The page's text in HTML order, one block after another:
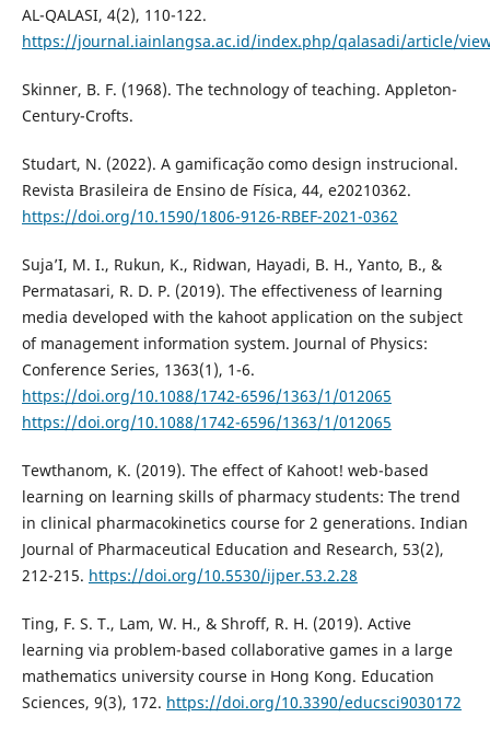
AL-QALASI, 4(2), 110-122.
https://journal.iainlangsa.ac.id/index.php/qalasadi/article/
Skinner, B. F. (1968). The technology of teaching. Appleton-
Century-Crofts.
Studart, N. (2022). A gamificação como design instrucional.
Revista Brasileira de Ensino de Física, 44, e20210362.
https://doi.org/10.1590/1806-9126-RBEF-2021-0362
Suja’I, M. I., Rukun, K., Ridwan, Hayadi, B. H., Yanto, B., &
Permatasari, R. D. P. (2019). The effectiveness of learning
media developed with the kahoot application on the subject
of management information system. Journal of Physics:
Conference Series, 1363(1), 1-6.
https://doi.org/10.1088/1742-6596/1363/1/012065
https://doi.org/10.1088/1742-6596/1363/1/012065
Tewthanom, K. (2019). The effect of Kahoot! web-based
learning on learning skills of pharmacy students: The trend
in clinical pharmacokinetics course for 2 generations. Indian
Journal of Pharmaceutical Education and Research, 53(2),
212-215. https://doi.org/10.5530/ijper.53.2.28
Ting, F. S. T., Lam, W. H., & Shroff, R. H. (2019). Active
learning via problem-based collaborative games in a large
mathematics university course in Hong Kong. Education
Sciences, 9(3), 172. https://doi.org/10.3390/educsci9030172